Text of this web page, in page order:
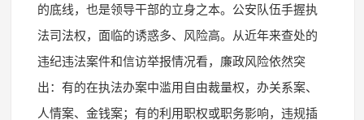
的底线，也是领导干部的立身之本。公安队伍手握执
法司法权，面临的诱惑多、风险高。从近年来查处的
违纪违法案件和信访举报情况看，廉政风险依然突
出：有的在执法办案中滥用自由裁量权，办关系案、
人情案、金钱案；有的利用职权或职务影响，违规插